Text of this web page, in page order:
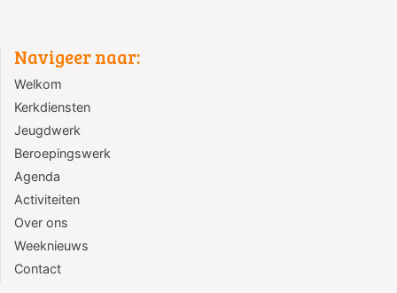
Navigeer naar:
Welkom
Kerkdiensten
Jeugdwerk
Beroepingswerk
Agenda
Activiteiten
Over ons
Weeknieuws
Contact